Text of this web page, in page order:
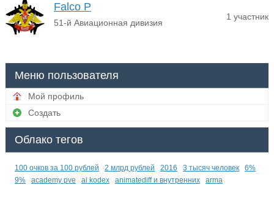
Falco P
51-й Авиационная дивизия
1 участник
Меню пользователя
Мой профиль
Создать
Облако тегов
100 очков за 100 рублей 2 млрд рублей 2016 3 тысяч человек
6%
9%
academy pve ai kodex animatediff и внутренних arma